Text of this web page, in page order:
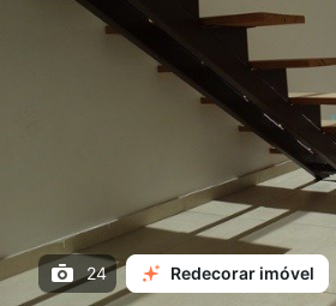
24 Redecorar imóvel